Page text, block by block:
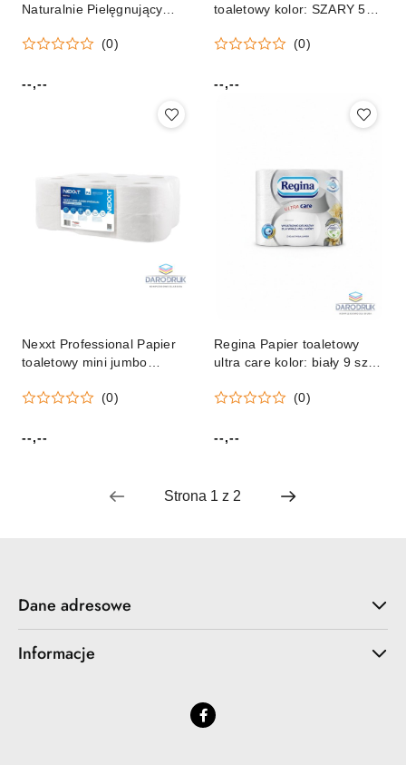
Naturalnie Pielęgnujący
szt Velvet
(0)
Cena:
--,--
toaletowy kolor: SZARY 500
(0)
Cena:
--,--
Nexxt Professional Papier
toaletowy mini jumbo
Nexxt Professional (NHP42)
(0)
Cena:
--,--
Regina Papier toaletowy
ultra care kolor: biały 9 szt
(0)
Cena:
--,--
Dane adresowe
Informacje